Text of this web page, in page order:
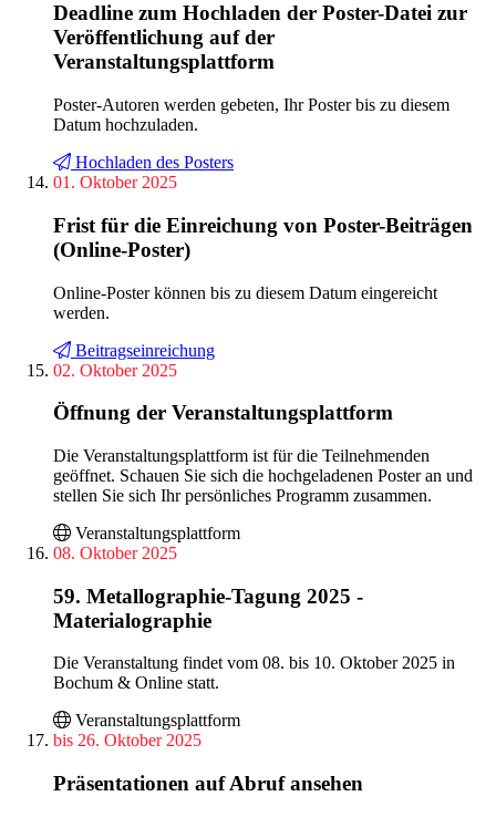
Deadline zum Hochladen der Poster-Datei zur
Veröffentlichung auf der
Veranstaltungsplattform
Poster-Autoren werden gebeten, Ihr Poster bis zu diesem
Datum hochzuladen.
Hochladen des Posters
01. Oktober 2025
Frist für die Einreichung von Poster-Beiträgen
(Online-Poster)
Online-Poster können bis zu diesem Datum eingereicht
werden.
Beitragseinreichung
02. Oktober 2025
Öffnung der Veranstaltungsplattform
Die Veranstaltungsplattform ist für die Teilnehmenden
geöffnet. Schauen Sie sich die hochgeladenen Poster an und
stellen Sie sich Ihr persönliches Programm zusammen.
Veranstaltungsplattform
08. Oktober 2025
59. Metallographie-Tagung 2025 -
Materialographie
Die Veranstaltung findet vom 08. bis 10. Oktober 2025 in
Bochum & Online statt.
Veranstaltungsplattform
bis 26. Oktober 2025
Präsentationen auf Abruf ansehen